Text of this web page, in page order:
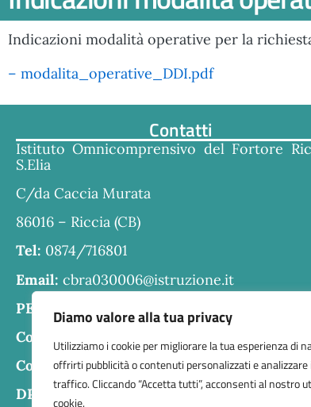
Diamo valore alla tua privacy
Utilizziamo i cookie per migliorare la tua esperienza di
offrirti pubblicità o contenuti personalizzati e
traffico. Cliccando “Accetta tutti”, acconsenti al nostro
cookie.
Indicazioni modalità operative per la
– modalita_operative_DDI.pdf
Contatti
Istituto Omnicomprensivo del Fortore
S.Elia
C/da Caccia Murata
86016 – Riccia (CB)
Tel: 0874/716801
Email: cbra030006@istruzione.it
PEC:
cbra030006@pec.istruzione.it
Codice fiscale:
Codice meccanografico:CBRA030006
DPO:
Guido Palladino